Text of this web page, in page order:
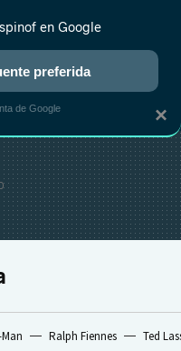
ANIME RANKINGS CINE
Ralph Fiennes Ted
×
en Google
preferida
de Google